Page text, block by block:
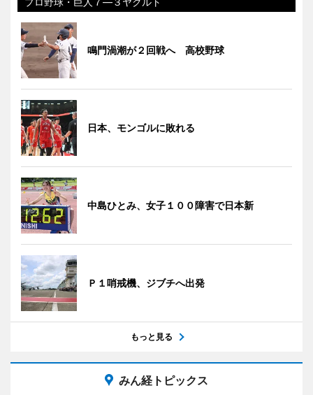
鳴門渦潮が２回戦へ 高校野球
日本、モンゴルに敗れる
中島ひとみ、女子１００障害で日本新
Ｐ１哨戒機、ジブチへ出発
もっと見る
みん経トピックス